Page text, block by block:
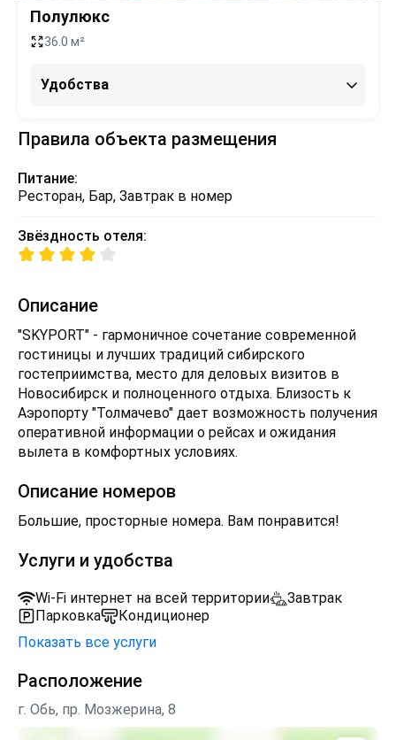
Полулюкс
36.0 м²
Удобства
Правила объекта размещения
Питание:
Ресторан, Бар, Завтрак в номер
Звёздность отеля:
Описание
"SKYPORT" - гармоничное сочетание современной
гостиницы и лучших традиций сибирского
гостеприимства, место для деловых визитов в
Новосибирск и полноценного отдыха. Близость к
Аэропорту "Толмачево" дает возможность получения
оперативной информации о рейсах и ожидания
вылета в комфортных условиях.
Описание номеров
Большие, просторные номера. Вам понравится!
Услуги и удобства
Wi-Fi интернет на всей территории
Завтрак
Парковка
Кондиционер
Показать все услуги
Расположение
г. Обь, пр. Мозжерина, 8